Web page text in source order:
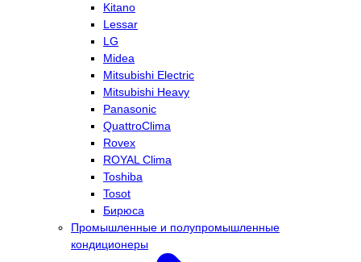
Kitano
Lessar
LG
Midea
Mitsubishi Electric
Mitsubishi Heavy
Panasonic
QuattroClima
Rovex
ROYAL Clima
Toshiba
Tosot
Бирюса
Промышленные и полупромышленные
кондиционеры